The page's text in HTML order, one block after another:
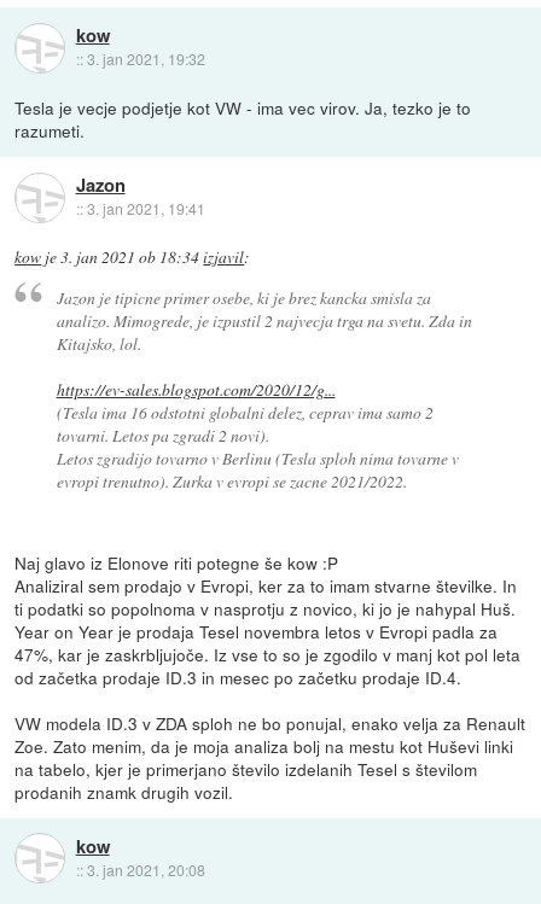
kow
::3. jan 2021, 19:32
Tesla je vecje podjetje kot VW - ima vec virov. Ja, tezko je to
razumeti.
Jazon
::3. jan 2021, 19:41
kow je3. jan 2021 ob 18:34izjavil:
Jazon je tipicne primer osebe, ki je brez kancka smisla za
analizo. Mimogrede, je izpustil 2 najvecja trga na svetu. Zda in
Kitajsko, lol.
https://ev-sales.blogspot.com/2020/12/g...
(Tesla ima 16 odstotni globalni delez, ceprav ima samo 2
tovarni. Letos pa zgradi 2 novi).
Letos zgradijo tovarno v Berlinu (Tesla sploh nima tovarne v
evropi trenutno). Zurka v evropi se zacne 2021/2022.
Naj glavo iz Elonove riti potegne še kow :P
Analiziral sem prodajo v Evropi, ker za to imam stvarne številke. In
ti podatki so popolnoma v nasprotju z novico, ki jo je nahypal Huš.
Year on Year je prodaja Tesel novembra letos v Evropi padla za
47%, kar je zaskrbljujoče. Iz vse to so je zgodilo v manj kot pol leta
od začetka prodaje ID.3 in mesec po začetku prodaje ID.4.
VW modela ID.3 v ZDA sploh ne bo ponujal, enako velja za Renault
Zoe. Zato menim, da je moja analiza bolj na mestu kot Huševi linki
na tabelo, kjer je primerjano število izdelanih Tesel s številom
prodanih znamk drugih vozil.
kow
::3. jan 2021, 20:08